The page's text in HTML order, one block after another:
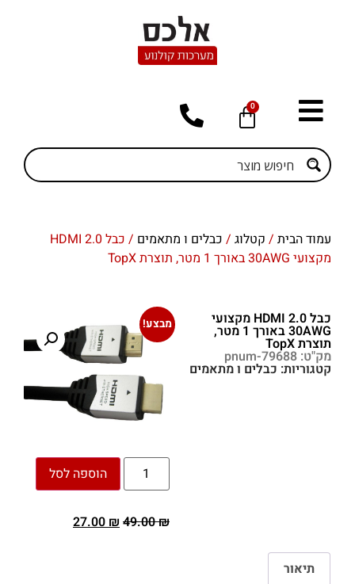
0
עמוד הבית / קטלוג / כבלים ו מתאמים
/ כבל HDMI 2.0
מקצועי 30AWG באורך 1 מטר, תוצרת TopX
כבל HDMI 2.0 מקצועי
30AWG באורך 1 מטר,
תוצרת TopX
מק"ט: pnum-79688
קטגוריות: כבלים ו מתאמים
מבצע!
הוספה לסל
₪
49.00
₪
תיאור